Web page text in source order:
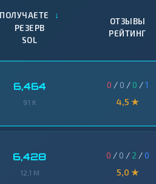
ПОЛУЧАЕТЕ ↓
РЕЗЕРВ
SOL
ОТЗЫВЫ
РЕЙТИНГ
6,464
91 K
0 / 0 / 0 /1
4,5 ★
6,428
12,1 M
0 / 0 / 2 /0
5,0 ★